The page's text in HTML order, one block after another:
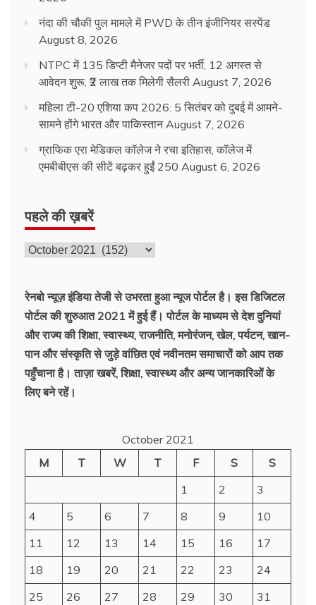
नंदा की चौकी पुल मामले में PWD के तीन इंजीनियर सस्पेंड
August 8, 2026
NTPC में 135 डिप्टी मैनेजर पदों पर भर्ती, 12 अगस्त से
आवेदन शुरू, ₹2 लाख तक मिलेगी सैलरी August 7, 2026
महिला टी-20 एशिया कप 2026: 5 सितंबर को दुबई में आमने-
सामने होंगे भारत और पाकिस्तान August 7, 2026
ग्राफिक एरा मेडिकल कॉलेज ने रचा इतिहास, कॉलेज में
एमबीबीएस की सीटें बढ़कर हुईं 250 August 6, 2026
पहले की ख़बरें
पहले
रेनबो न्यूज़ इंडिया तेजी से उभरता हुआ न्‍यूज पोर्टल है। इस डिजिटल
पोर्टल की शुरुआत 2021 में हुई हैं। पोर्टल के माध्यम से देश दुनियां
और राज्य की शिक्षा, स्वास्थ्य, राजनीति, मनोरंजन, खेल, पर्यटन, खान-
पान और संस्कृति से जुड़े वांछित एवं नवीनतम समाचारों को आप तक
पहुँचाना है। ताज़ा खबरें, शिक्षा, स्वास्थ्य और अन्य जानकारिओं के
लिए बने रहें।
October 2021
M
T W T F S
S
1
2
3
4
5 6 7 8 9
10
11
12 13 14 15 16
17
18
19 20 21 22 23
24
25
26 27 28 29 30 31